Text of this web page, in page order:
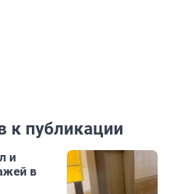
к публикации
и
в